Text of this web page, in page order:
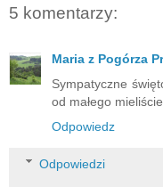
5 komentarzy:
Maria z Pogórza
Sympatyczne
od małego
Odpowiedz
Odpowiedzi